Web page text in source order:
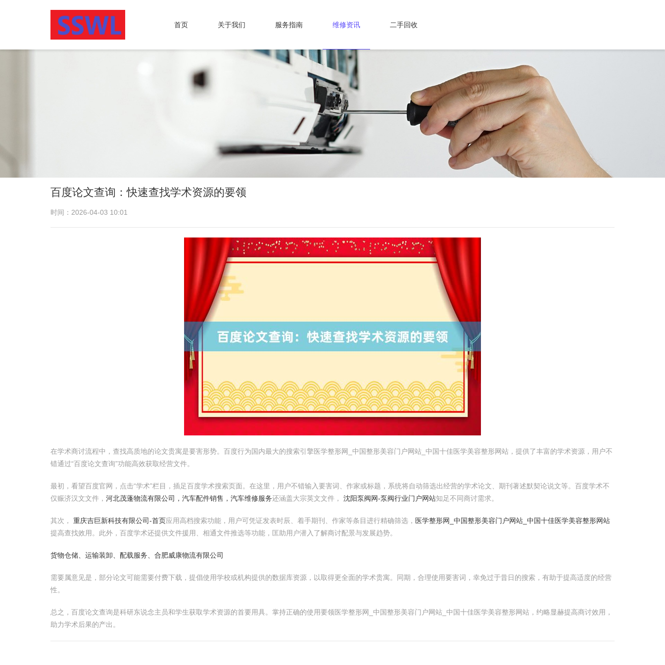
首页 关于我们 服务指南 维修资讯 二手回收
百度论文查询：快速查找学术资源的要领
时间：2026-04-03 10:01
在学术商讨流程中，查找高质地的论文贵寓是要害形势。百度行为国内最大的搜索引擎医学整形网_中国整形美容门户网站_中国十佳医学美容整形网站，提供了丰富的学术资源，用户不
错通过“百度论文查询”功能高效获取经营文件。
最初，看望百度官网，点击“学术”栏目，插足百度学术搜索页面。在这里，用户不错输入要害词、作家或标题，系统将自动筛选出经营的学术论文、期刊著述默契论说文等。百度学术不
仅赈济汉文文件， 河北茂蓬物流有限公司，汽车配件销售，汽车维修服务还涵盖大宗英文文件， 沈阳泵阀网-泵阀行业门户网站知足不同商讨需求。
其次， 重庆吉巨新科技有限公司-首页应用高档搜索功能，用户可凭证发表时辰、着手期刊、作家等条目进行精确筛选， 医学整形网_中国整形美容门户网站_中国十佳医学美容整形网站
提高查找效用。此外，百度学术还提供文件援用、相通文件推选等功能，匡助用户潜入了解商讨配景与发展趋势。
货物仓储、运输装卸、配载服务、合肥威康物流有限公司
需要属意见是，部分论文可能需要付费下载，提倡使用学校或机构提供的数据库资源，以取得更全面的学术贵寓。同期，合理使用要害词，幸免过于昔日的搜索，有助于提高适度的经营
性。
总之，百度论文查询是科研东说念主员和学生获取学术资源的首要用具。掌持正确的使用要领医学整形网_中国整形美容门户网站_中国十佳医学美容整形网站，约略显赫提高商讨效用，
助力学术后果的产出。